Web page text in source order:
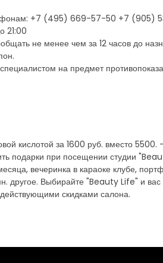
+7 (495) 669-57-50 +7 (905)
21:00
не менее чем за 12 часов до
на предмет
кислотой за 1600 руб. вместо
подарки при посещении студии
вечеринка в караоке клубе,
другое. Выбирайте "Beauty Life" и вас
скидками салона.